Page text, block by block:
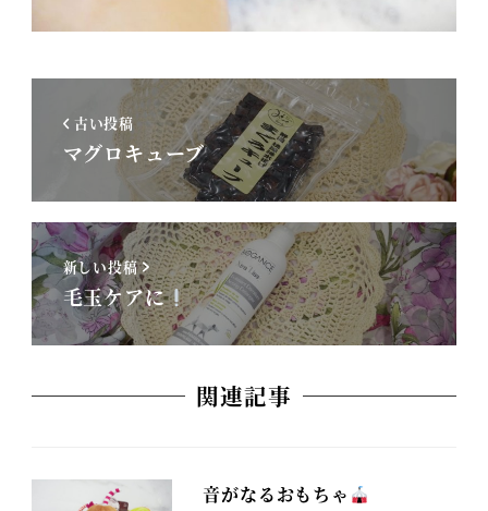
古い投稿
マグロキューブ
新しい投稿
毛玉ケアに
関連記事
音がなるおもちゃ